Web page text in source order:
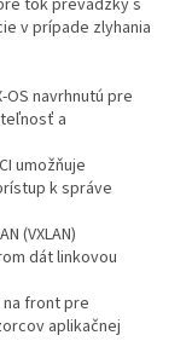
tok prevádzky s
v prípade zlyhania
navrhnutú pre
a
umožňuje
k správe
(VXLAN)
dát linkovou
front pre
aplikačnej